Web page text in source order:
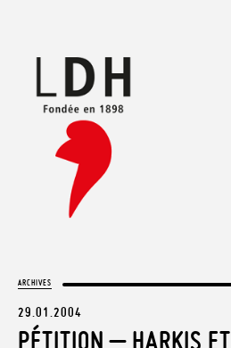
ARCHIVES
29.01.2004
PÉTITION – HARKIS ET